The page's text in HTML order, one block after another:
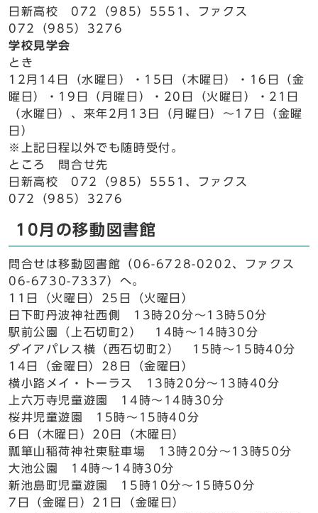
日新高校 072（985）5551、ファクス
072（985）3276
学校見学会
とき
12月14日（水曜日）・15日（木曜日）・16日（金
曜日）・19日（月曜日）・20日（火曜日）・21日
（水曜日）、来年2月13日（月曜日）～17日（金曜
日）
※上記日程以外でも随時受付。
ところ 問合せ先
日新高校 072（985）5551、ファクス
072（985）3276
10月の移動図書館
問合せは移動図書館（06-6728-0202、ファクス
06-6730-7337）へ。
11日（火曜日）25日（火曜日）
日下町丹波神社西側 13時20分～13時50分
駅前公園（上石切町2） 14時～14時30分
ダイアパレス横（西石切町2） 15時～15時40分
14日（金曜日）28日（金曜日）
横小路メイ・トーラス 13時20分～13時40分
上六万寺児童遊園 14時～14時30分
桜井児童遊園 15時～15時40分
6日（木曜日）20日（木曜日）
瓢箪山稲荷神社東駐車場 13時20分～13時50分
大池公園 14時～14時30分
新池島町児童遊園 15時10分～15時50分
7日（金曜日）21日（金曜日）